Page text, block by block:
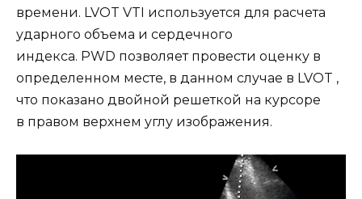
времени. LVOT VTI используется для расчета
ударного объема и сердечного
индекса. PWD позволяет провести оценку в
определенном месте, в данном случае в LVOT ,
что показано двойной решеткой на курсоре
в правом верхнем углу изображения.